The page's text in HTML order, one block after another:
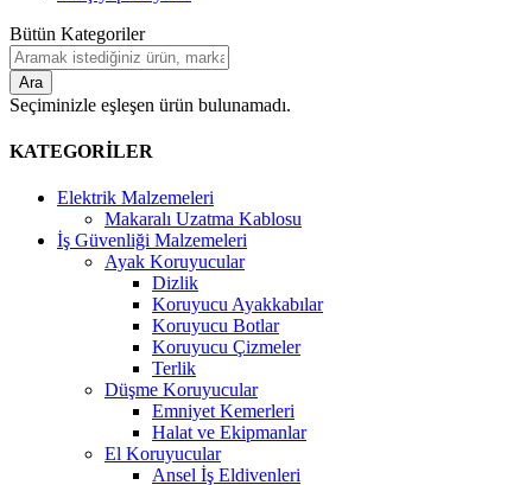
Bütün Kategoriler
Ara
Seçiminizle eşleşen ürün bulunamadı.
KATEGORİLER
Elektrik Malzemeleri
Makaralı Uzatma Kablosu
İş Güvenliği Malzemeleri
Ayak Koruyucular
Dizlik
Koruyucu Ayakkabılar
Koruyucu Botlar
Koruyucu Çizmeler
Terlik
Düşme Koruyucular
Emniyet Kemerleri
Halat ve Ekipmanlar
El Koruyucular
Ansel İş Eldivenleri